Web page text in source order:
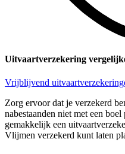
Uitvaartverzekering
Vrijblijvend
Zorg ervoor dat je verzekerd
nabestaanden niet met een
gemakkelijk een
Vlijmen verzekerd kunt laten